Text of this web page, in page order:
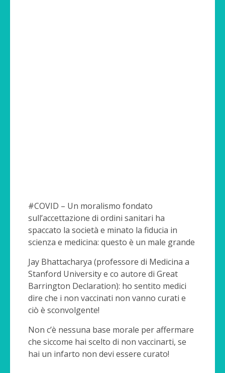
#COVID – Un moralismo fondato
sull’accettazione di ordini sanitari ha
spaccato la società e minato la fiducia in
scienza e medicina: questo è un male grande
Jay Bhattacharya (professore di Medicina a
Stanford University e co autore di Great
Barrington Declaration): ho sentito medici
dire che i non vaccinati non vanno curati e
ciò è sconvolgente!
Non c’è nessuna base morale per affermare
che siccome hai scelto di non vaccinarti, se
hai un infarto non devi essere curato!